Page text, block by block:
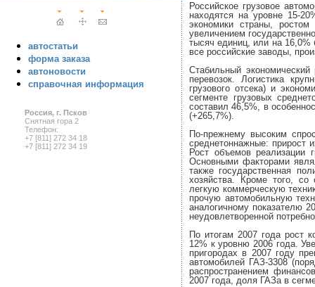
автостатьи
форма заказа
автоновости
справочная информация
Россия, г. Псков
Снятная гора 2
Телефон:
+7 [811] 272 34 18
+7 [811] 272 34 19
Российское грузовое
находятся на уровне 15-
экономики страны, ростом
увеличением
тысяч единиц, или на 16,0%
все российские заводы,
Стабильный
перевозок. Логистика
грузового отсека) и
сегменте грузовых
составил 46,5%, в
(+265,7%).
По-прежнему высоким
среднетоннажные: прирост
Рост объемов реализации
Основными факторами
также государственная
хозяйства. Кроме того,
легкую коммерческую
прочую автомобильную
аналогичному показателю
неудовлетворенной
По итогам 2007 года рост
12% к уровню 2006 года.
пригородах в 2007 году
автомобилей ГАЗ-3308
распространением
2007 года, доля ГАЗа в